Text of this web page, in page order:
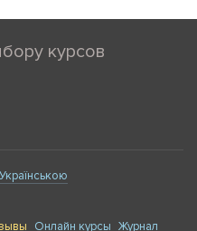
курсов
Українською
Онлайн курсы Журнал